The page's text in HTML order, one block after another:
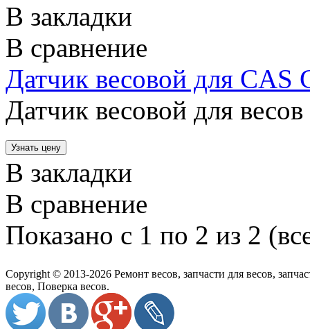
В закладки
В сравнение
Датчик весовой для CAS
Датчик весовой для
В закладки
В сравнение
Показано с 1 по 2 из 2
Copyright © 2013-2026 Ремонт весов, запчасти для весов,
весов, Поверка весов.